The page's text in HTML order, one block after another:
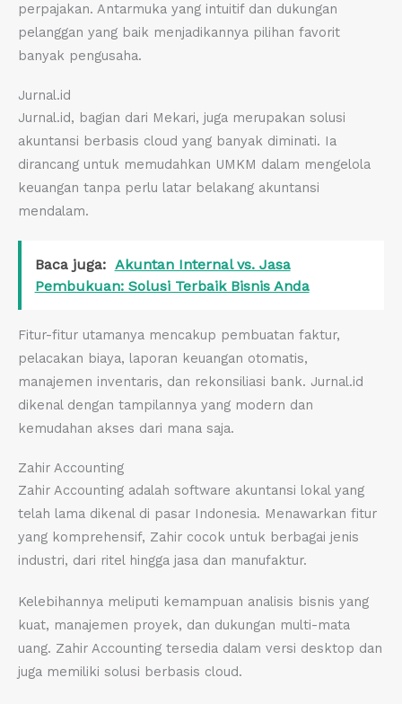
perpajakan. Antarmuka yang intuitif dan dukungan
pelanggan yang baik menjadikannya pilihan favorit
banyak pengusaha.
Jurnal.id
Jurnal.id, bagian dari Mekari, juga merupakan solusi
akuntansi berbasis cloud yang banyak diminati. Ia
dirancang untuk memudahkan UMKM dalam mengelola
keuangan tanpa perlu latar belakang akuntansi
mendalam.
Baca juga: Akuntan Internal vs. Jasa
Pembukuan: Solusi Terbaik Bisnis Anda
Fitur-fitur utamanya mencakup pembuatan faktur,
pelacakan biaya, laporan keuangan otomatis,
manajemen inventaris, dan rekonsiliasi bank. Jurnal.id
dikenal dengan tampilannya yang modern dan
kemudahan akses dari mana saja.
Zahir Accounting
Zahir Accounting adalah software akuntansi lokal yang
telah lama dikenal di pasar Indonesia. Menawarkan fitur
yang komprehensif, Zahir cocok untuk berbagai jenis
industri, dari ritel hingga jasa dan manufaktur.
Kelebihannya meliputi kemampuan analisis bisnis yang
kuat, manajemen proyek, dan dukungan multi-mata
uang. Zahir Accounting tersedia dalam versi desktop dan
juga memiliki solusi berbasis cloud.